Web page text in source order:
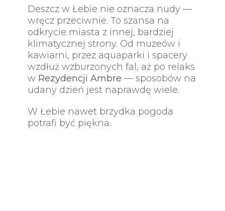
Deszcz w Łebie nie oznacza nudy —
wręcz przeciwnie. To szansa na
odkrycie miasta z innej, bardziej
klimatycznej strony. Od muzeów i
kawiarni, przez aquaparki i spacery
wzdłuż wzburzonych fal, aż po relaks
w Rezydencji Ambre — sposobów na
udany dzień jest naprawdę wiele.
W Łebie nawet brzydka pogoda
potrafi być piękna.